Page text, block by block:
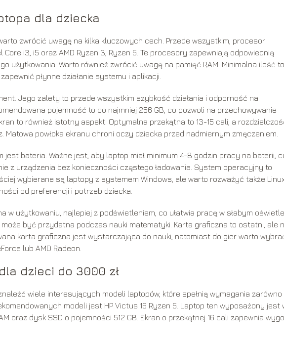
dla dziecka
zwrócić uwagę na kilka kluczowych cech. Przede wszystkim, procesor.
Core i3, i5 oraz AMD Ryzen 3, Ryzen 5. Te procesory zapewniają odpowiednią
użytkowania. Warto również zwrócić uwagę na pamięć RAM. Minimalna ilość
płynne działanie systemu i aplikacji.
Jego zalety to przede wszystkim szybkość działania i odporność na
pojemność to co najmniej 256 GB, co pozwoli na przechowywanie
to również istotny aspekt. Optymalna przekątna to 13-15 cali, a
Matowa powłoka ekranu chroni oczy dziecka przed nadmiernym zmęczeniem.
jest bateria. Ważne jest, aby laptop miał minimum 4-8 godzin pracy na baterii,
z urządzenia bez konieczności częstego ładowania. System operacyjny to
wybierane są laptopy z systemem Windows, ale warto rozważyć także
od preferencji i potrzeb dziecka.
w użytkowaniu, najlepiej z podświetleniem, co ułatwia pracę w słabym
być przydatna podczas nauki matematyki. Karta graficzna to ostatni, ale
karta graficzna jest wystarczająca do nauki, natomiast do gier warto
lub AMD Radeon.
dzieci do 3000 zł
wiele interesujących modeli laptopów, które spełnią wymagania zarówno
modeli jest HP Victus 16 Ryzen 5. Laptop ten wyposażony jest
oraz dysk SSD o pojemności 512 GB. Ekran o przekątnej 16 cali zapewnia